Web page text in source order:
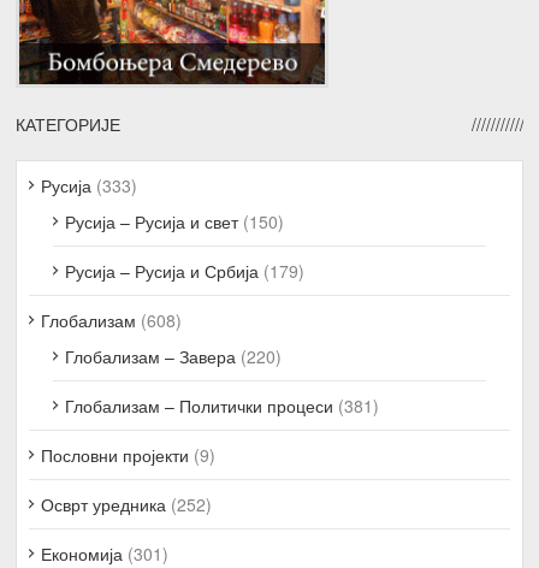
КАТЕГОРИЈЕ
Русија (333)
Русија – Русија и свет(150)
Русија – Русија и Србија (179)
Глобализам (608)
Глобализам – Завера (220)
Глобализам – Политички процеси (381)
Пословни пројекти (9)
Осврт уредника (252)
Економија (301)